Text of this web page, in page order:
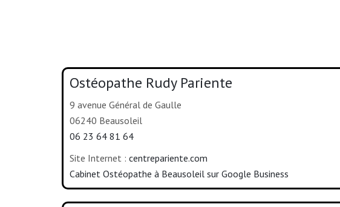
Ostéopathe Rudy Pariente
9 avenue Général de Gaulle
06240 Beausoleil
06 23 64 81 64
Site Internet : centrepariente.com
Cabinet Ostéopathe à Beausoleil sur Google Business